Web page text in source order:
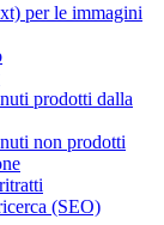
per le immagini
prodotti dalla
non prodotti
(SEO)